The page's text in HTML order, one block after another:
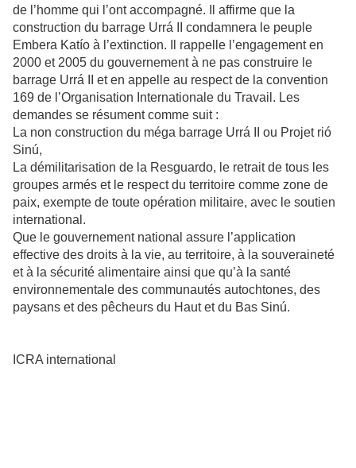
de l’homme qui l’ont accompagné. Il affirme que la
construction du barrage Urrá II condamnera le peuple
Embera Katío à l’extinction. Il rappelle l’engagement en
2000 et 2005 du gouvernement à ne pas construire le
barrage Urrá II et en appelle au respect de la convention
169 de l’Organisation Internationale du Travail. Les
demandes se résument comme suit :
La non construction du méga barrage Urrá II ou Projet rió
Sinú,
La démilitarisation de la Resguardo, le retrait de tous les
groupes armés et le respect du territoire comme zone de
paix, exempte de toute opération militaire, avec le soutien
international.
Que le gouvernement national assure l’application
effective des droits à la vie, au territoire, à la souveraineté
et à la sécurité alimentaire ainsi que qu’à la santé
environnementale des communautés autochtones, des
paysans et des pêcheurs du Haut et du Bas Sinú.
ICRA international